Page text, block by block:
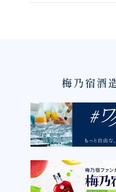
梅乃宿酒